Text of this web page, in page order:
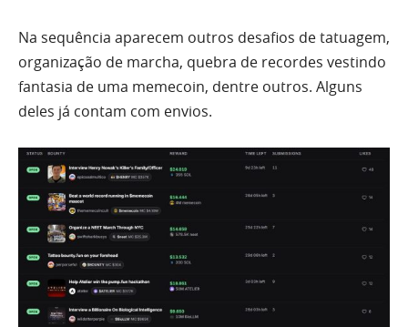
Na sequência aparecem outros desafios de tatuagem,
organização de marcha, quebra de recordes vestindo
fantasia de uma memecoin, dentre outros. Alguns
deles já contam com envios.